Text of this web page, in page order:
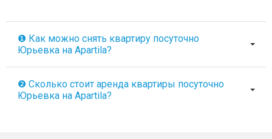
❶ Как можно снять квартиру посуточно
Юрьевка на Apartila?
❷ Сколько стоит аренда квартиры посуточно
Юрьевка на Apartila?